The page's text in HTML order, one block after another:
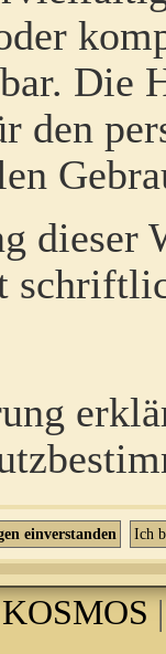
Die
den
dieser
KOSMOS